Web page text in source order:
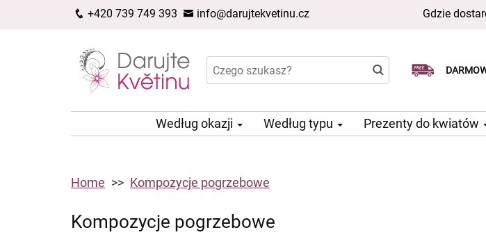
+420 739 749 393 info@darujtekvetinu.cz Gdzie
Dostawa
Wybierz
Według okazji Według typu Prezenty do kwiatów
Home Kompozycje pogrzebowe
Kompozycje pogrzebowe